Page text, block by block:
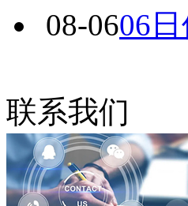
08-0606
联系我们